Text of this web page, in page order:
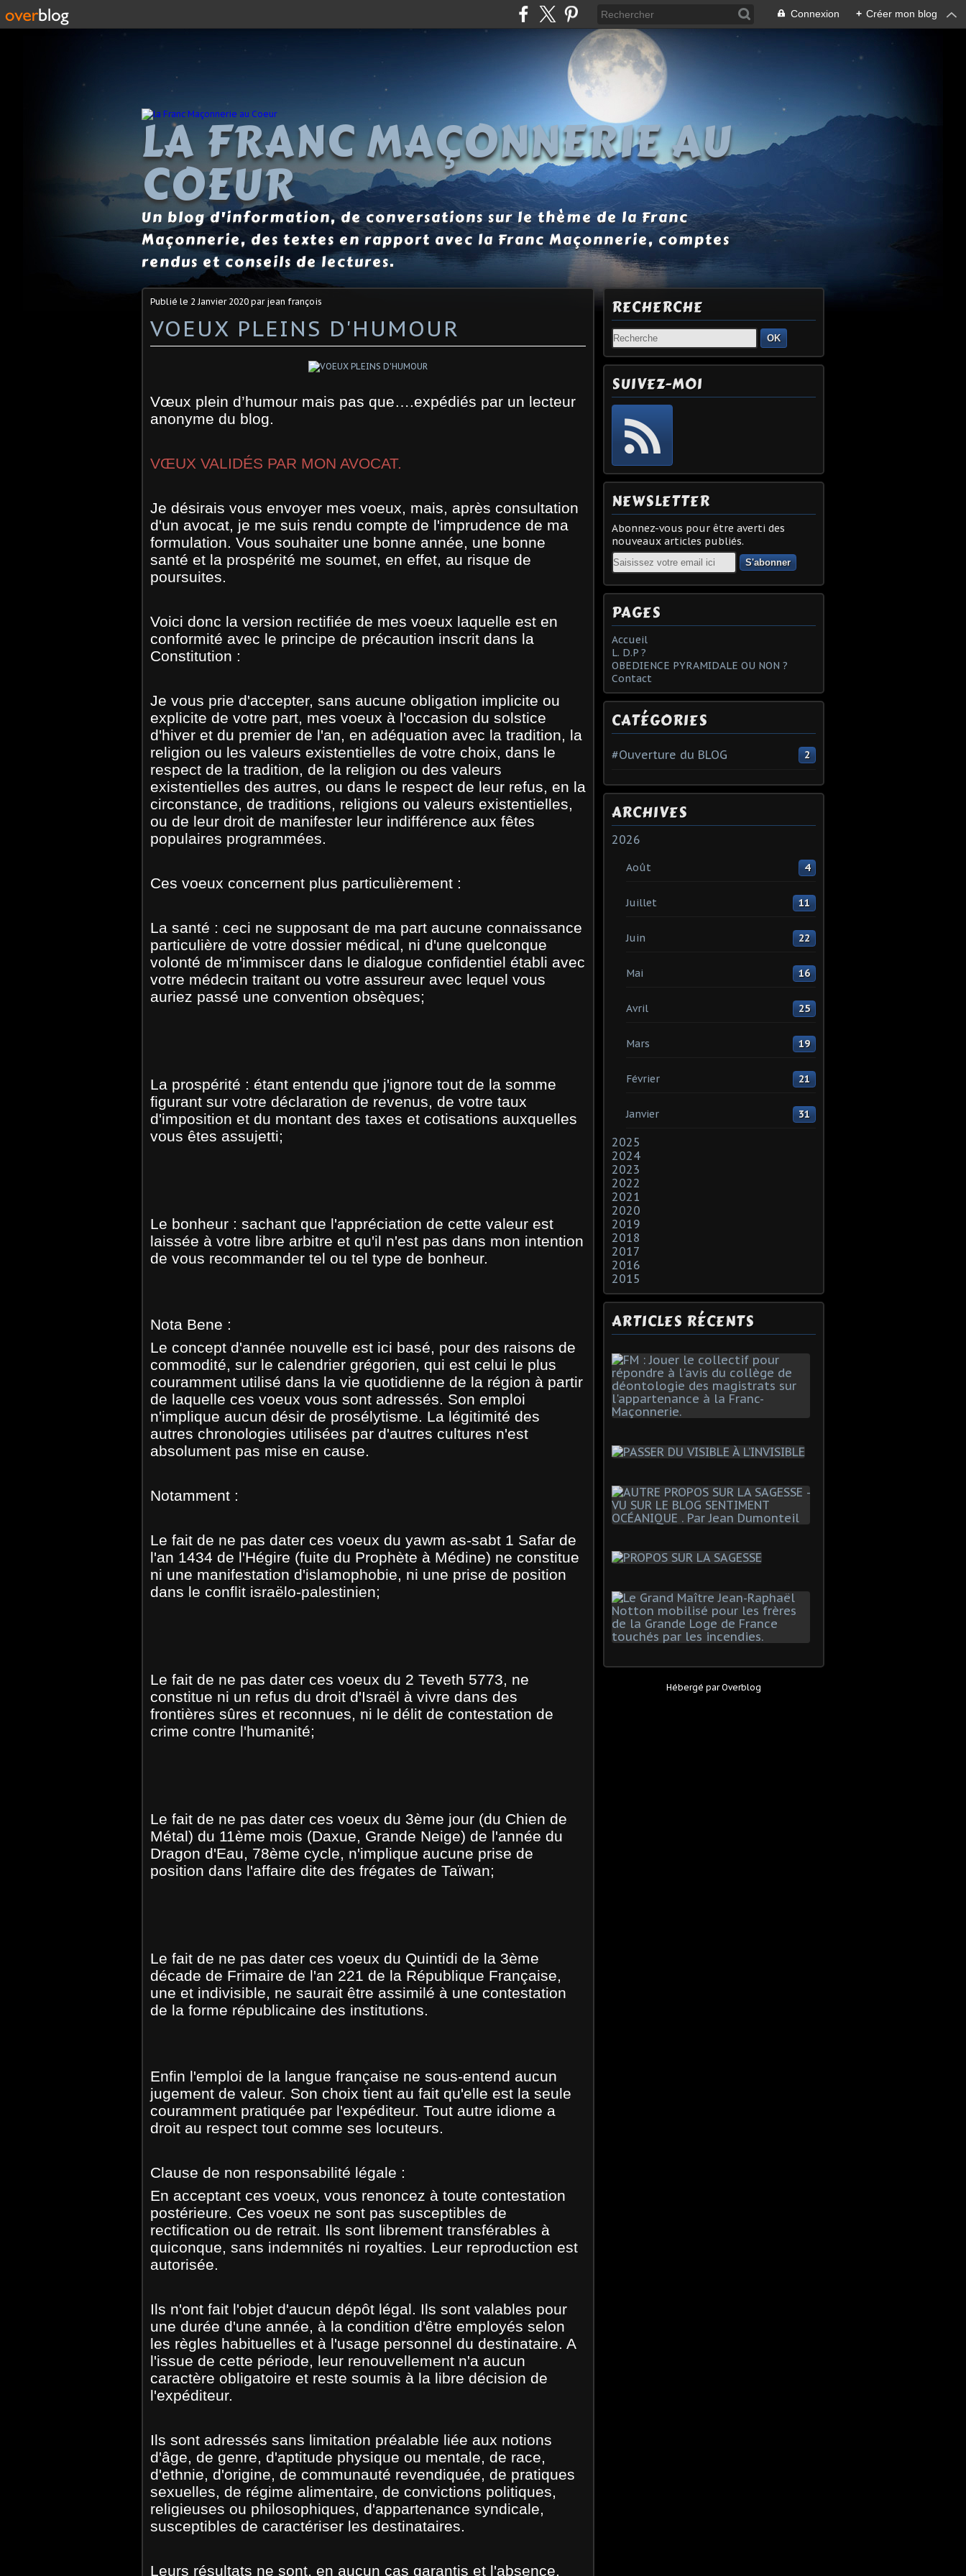
Connexion + Créer mon blog
LA FRANC MAÇONNERIE AU
COEUR
Un blog d'information, de conversations sur le thème de la Franc
Maçonnerie, des textes en rapport avec la Franc Maçonnerie, comptes
rendus et conseils de lectures.
Publié le 2 Janvier 2020 par jean françois
VOEUX PLEINS D'HUMOUR
Vœux plein d’humour mais pas que….expédiés par un lecteur
anonyme du blog.
VŒUX VALIDÉS PAR MON AVOCAT.
Je désirais vous envoyer mes voeux, mais, après consultation
d'un avocat, je me suis rendu compte de l'imprudence de ma
formulation. Vous souhaiter une bonne année, une bonne
santé et la prospérité me soumet, en effet, au risque de
poursuites.
Voici donc la version rectifiée de mes voeux laquelle est en
conformité avec le principe de précaution inscrit dans la
Constitution :
Je vous prie d'accepter, sans aucune obligation implicite ou
explicite de votre part, mes voeux à l'occasion du solstice
d'hiver et du premier de l'an, en adéquation avec la tradition, la
religion ou les valeurs existentielles de votre choix, dans le
respect de la tradition, de la religion ou des valeurs
existentielles des autres, ou dans le respect de leur refus, en la
circonstance, de traditions, religions ou valeurs existentielles,
ou de leur droit de manifester leur indifférence aux fêtes
populaires programmées.
Ces voeux concernent plus particulièrement :
La santé : ceci ne supposant de ma part aucune connaissance
particulière de votre dossier médical, ni d'une quelconque
volonté de m'immiscer dans le dialogue confidentiel établi avec
votre médecin traitant ou votre assureur avec lequel vous
auriez passé une convention obsèques;
La prospérité : étant entendu que j'ignore tout de la somme
figurant sur votre déclaration de revenus, de votre taux
d'imposition et du montant des taxes et cotisations auxquelles
vous êtes assujetti;
Le bonheur : sachant que l'appréciation de cette valeur est
laissée à votre libre arbitre et qu'il n'est pas dans mon intention
de vous recommander tel ou tel type de bonheur.
Nota Bene :
Le concept d'année nouvelle est ici basé, pour des raisons de
commodité, sur le calendrier grégorien, qui est celui le plus
couramment utilisé dans la vie quotidienne de la région à partir
de laquelle ces voeux vous sont adressés. Son emploi
n'implique aucun désir de prosélytisme. La légitimité des
autres chronologies utilisées par d'autres cultures n'est
absolument pas mise en cause.
Notamment :
Le fait de ne pas dater ces voeux du yawm as-sabt 1 Safar de
l'an 1434 de l'Hégire (fuite du Prophète à Médine) ne constitue
ni une manifestation d'islamophobie, ni une prise de position
dans le conflit israëlo-palestinien;
Le fait de ne pas dater ces voeux du 2 Teveth 5773, ne
constitue ni un refus du droit d'Israël à vivre dans des
frontières sûres et reconnues, ni le délit de contestation de
crime contre l'humanité;
Le fait de ne pas dater ces voeux du 3ème jour (du Chien de
Métal) du 11ème mois (Daxue, Grande Neige) de l'année du
Dragon d'Eau, 78ème cycle, n'implique aucune prise de
position dans l'affaire dite des frégates de Taïwan;
Le fait de ne pas dater ces voeux du Quintidi de la 3ème
décade de Frimaire de l'an 221 de la République Française,
une et indivisible, ne saurait être assimilé à une contestation
de la forme républicaine des institutions.
Enfin l'emploi de la langue française ne sous-entend aucun
jugement de valeur. Son choix tient au fait qu'elle est la seule
couramment pratiquée par l'expéditeur. Tout autre idiome a
droit au respect tout comme ses locuteurs.
Clause de non responsabilité légale :
En acceptant ces voeux, vous renoncez à toute contestation
postérieure. Ces voeux ne sont pas susceptibles de
rectification ou de retrait. Ils sont librement transférables à
quiconque, sans indemnités ni royalties. Leur reproduction est
autorisée.
Ils n'ont fait l'objet d'aucun dépôt légal. Ils sont valables pour
une durée d'une année, à la condition d'être employés selon
les règles habituelles et à l'usage personnel du destinataire. A
l'issue de cette période, leur renouvellement n'a aucun
caractère obligatoire et reste soumis à la libre décision de
l'expéditeur.
Ils sont adressés sans limitation préalable liée aux notions
d'âge, de genre, d'aptitude physique ou mentale, de race,
d'ethnie, d'origine, de communauté revendiquée, de pratiques
sexuelles, de régime alimentaire, de convictions politiques,
religieuses ou philosophiques, d'appartenance syndicale,
susceptibles de caractériser les destinataires.
Leurs résultats ne sont, en aucun cas garantis et l'absence,
RECHERCHE
OK
SUIVEZ-MOI
NEWSLETTER
Abonnez-vous pour être averti des
nouveaux articles publiés.
Email
PAGES
Accueil
L. D.P ?
OBEDIENCE PYRAMIDALE OU NON ?
Contact
CATÉGORIES
#Ouverture du BLOG 2
ARCHIVES
2026
Août 4
Juillet 11
Juin 22
Mai 16
Avril 25
Mars 19
Février 21
Janvier 31
2025
2024
2023
2022
2021
2020
2019
2018
2017
2016
2015
ARTICLES RÉCENTS
Hébergé parOverblog